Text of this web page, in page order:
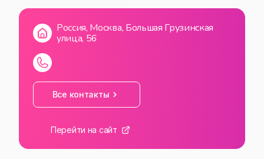
Россия, Москва, Большая Грузинская
улица, 56
Все контакты
Перейти на сайт